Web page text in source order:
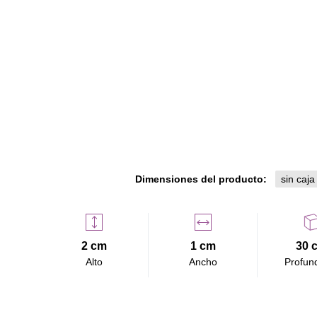
Dimensiones del producto: sin caja
2 cm
Alto
1 cm
Ancho
30